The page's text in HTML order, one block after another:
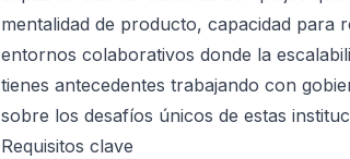
mentalidad de producto, capacidad para
entornos colaborativos donde la
tienes antecedentes trabajando con
sobre los desafíos únicos de estas
Requisitos clave